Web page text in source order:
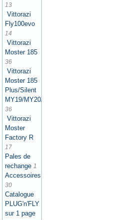
13
Vittorazi
Fly100evo
14
Vittorazi
Moster 185
36
Vittorazi
Moster 185
Plus/Silent
MY19/MY20/MY21/MY22/MY25
36
Vittorazi
Moster
Factory R
17
Pales de
rechange 1
Accessoires
30
Catalogue
PLUG'n'FLY
sur 1 page